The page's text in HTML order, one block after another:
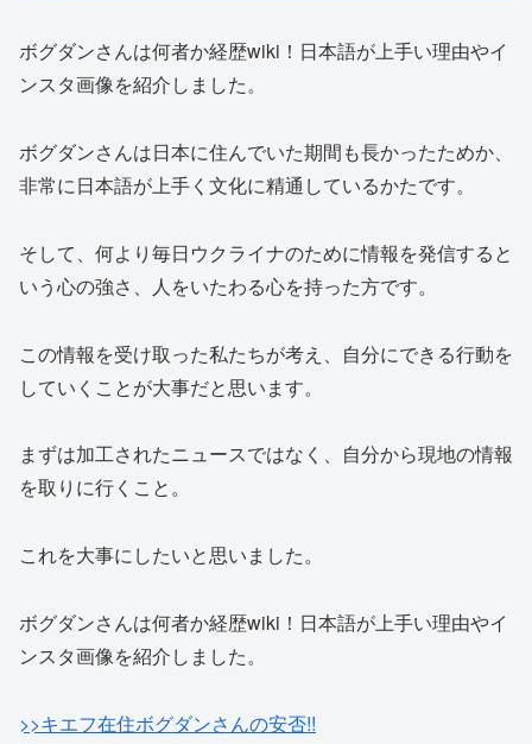
ボグダンさんは何者か経歴wiki！日本語が上手い理由やイ
ンスタ画像を紹介しました。
ボグダンさんは日本に住んでいた期間も長かったためか、
非常に日本語が上手く文化に精通しているかたです。
そして、何より毎日ウクライナのために情報を発信すると
いう心の強さ、人をいたわる心を持った方です。
この情報を受け取った私たちが考え、自分にできる行動を
していくことが大事だと思います。
まずは加工されたニュースではなく、自分から現地の情報
を取りに行くこと。
これを大事にしたいと思いました。
ボグダンさんは何者か経歴wiki！日本語が上手い理由やイ
ンスタ画像を紹介しました。
>>キエフ在住ボグダンさんの安否!!